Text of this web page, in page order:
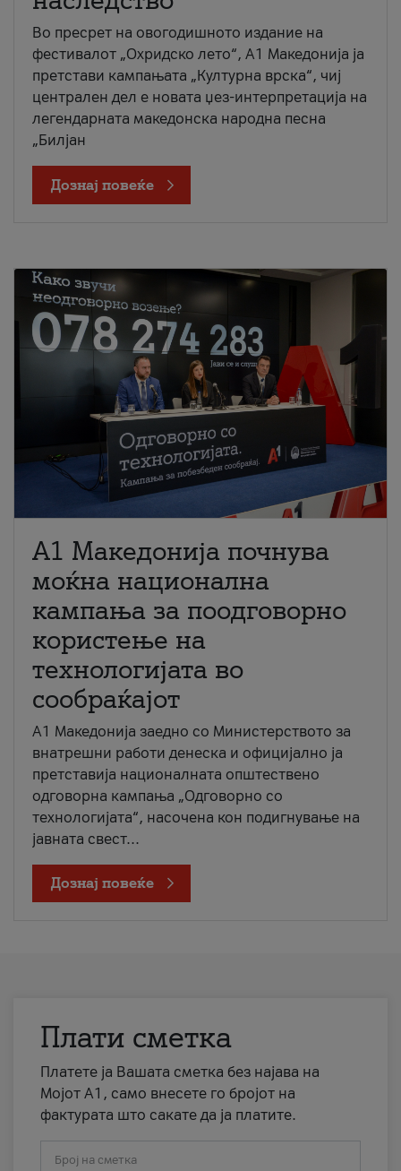
Во пресрет на овогодишното издание на
фестивалот „Охридско лето“, А1 Македонија ја
претстави кампањата „Културна врска“, чиј
централен дел е новата џез-интерпретација на
легендарната македонска народна песна
„Билјан
Дознај повеќе
A1 Македонија почнува
моќна национална
кампања за поодговорно
користење на
технологијата во
сообраќајот
A1 Македонија заедно со Министерството за
внатрешни работи денеска и официјално ја
претставија националната општествено
одговорна кампања „Одговорно со
технологијата“, насочена кон подигнување на
јавната свест...
Дознај повеќе
Плати сметка
Платете ја Вашата сметка без најава на
Мојот А1, само внесете го бројот на
фактурата што сакате да ја платите.
Број на сметка